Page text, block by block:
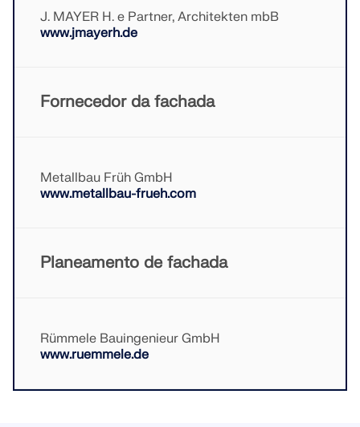
J. MAYER H. e Partner, Architekten mbB
www.jmayerh.de
Fornecedor da fachada
Metallbau Früh GmbH
www.metallbau-frueh.com
Planeamento de fachada
Rümmele Bauingenieur GmbH
www.ruemmele.de